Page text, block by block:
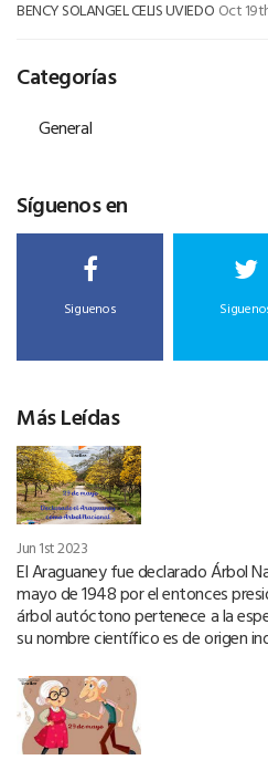
BENCY SOLANGEL CELIS UVIEDO Oct
Categorías
General
Síguenos en
Siguenos
Más Leídas
Jun 1st 2023
El Araguaney fue declarado Árbol
mayo de 1948 por el entonces
árbol autóctono pertenece a la
su nombre científico es de origen